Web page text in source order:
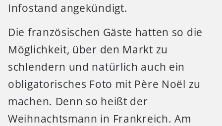
Infostand angekündigt.
Die französischen Gäste hatten so die
Möglichkeit, über den Markt zu
schlendern und natürlich auch ein
obligatorisches Foto mit Père Noël zu
machen. Denn so heißt der
Weihnachtsmann in Frankreich. Am